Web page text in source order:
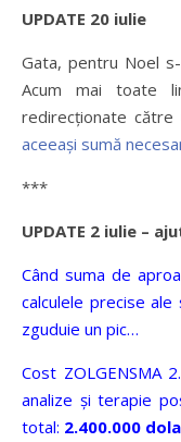
UPDATE 20 iulie
Gata, pentru Noel
Acum mai toate
redirecționate către
aceeași sumă
***
UPDATE 2 iulie –
Când suma de
calculele precise
zguduie un pic…
Cost ZOLGENSMA
analize și terapie
total: 2.400.000